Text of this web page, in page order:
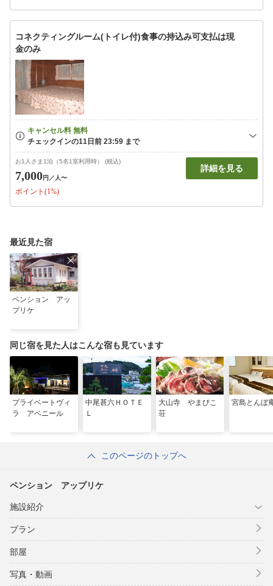
コネクティングルーム(トイレ付)食事の持込み可支払は現
金のみ
お1人さま1泊（5名1室利用時） (税込)
7,000円 ／人〜
ポイント(1%)
詳細を見る
最近見た宿
ペンション アッ
プリケ
同じ宿を見た人はこんな宿も見ています
プライベートヴィ
ラ アベニール
中尾甚六ＨＯＴＥ
Ｌ
大山寺 やまびこ
荘
宮島とんぼ
このページのトップへ
ペンション アップリケ
施設紹介
プラン
部屋
写真・動画